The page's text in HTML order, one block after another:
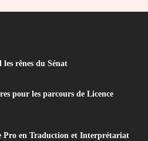
rênes du Sénat
pour les parcours de Licence
Pro en Traduction et Interprétariat